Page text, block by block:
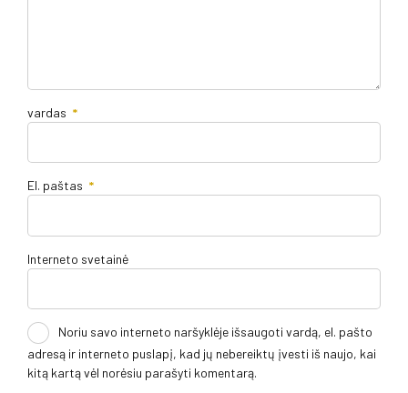
vardas *
El. paštas *
Interneto svetainė
Noriu savo interneto naršyklėje išsaugoti vardą, el. pašto
adresą ir interneto puslapį, kad jų nebereiktų įvesti iš naujo, kai
kitą kartą vėl norėsiu parašyti komentarą.